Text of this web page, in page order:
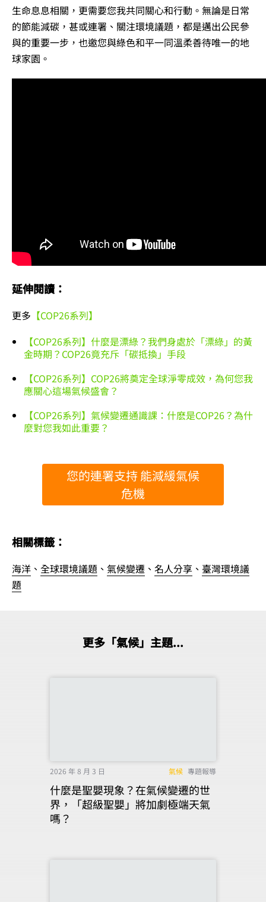
生命息息相關，更需要您我共同關心和行動。無論是日常
的節能減碳，甚或連署、關注環境議題，都是邁出公民參
與的重要一步，也邀您與綠色和平一同溫柔善待唯一的地
球家園。
延伸閱讀：
更多 【COP26系列】
【COP26系列】什麼是漂綠？我們身處於「漂綠」的黃
金時期？COP26竟充斥「碳抵換」手段
【COP26系列】COP26將奠定全球淨零成效，為何您我
應關心這場氣候盛會？
【COP26系列】氣候變遷通識課：什麽是COP26？為什
麼對您我如此重要？
您的連署支持 能減緩氣候
危機
相關標籤：
海洋 、 全球環境議題 、 氣候變遷 、 名人分享 、 臺灣環境議
題
更多「氣候」主題...
2026 年 8 月 3 日 氣候 專題報導
什麼是聖嬰現象？在氣候變遷的世
界，「超級聖嬰」將加劇極端天氣
嗎？